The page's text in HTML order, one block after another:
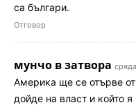
са българи.
Отговор
мунчо в затвора
Америка ще се отърве
дойде на власт и който